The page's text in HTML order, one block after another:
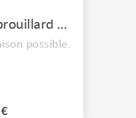
Machine à brouillard TECHNOHAZE JEM Performance
possible.